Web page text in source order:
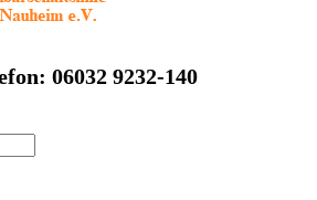
06032 9232-140